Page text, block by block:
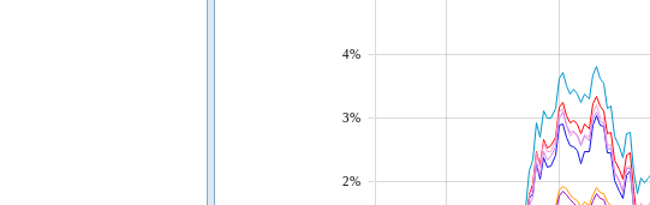
2%
3%
4%